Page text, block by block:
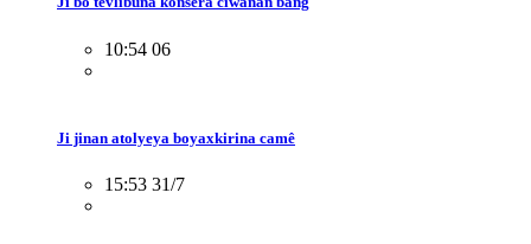
10:54 06
Ji jinan atolyeya boyaxkirina camê
15:53 31/7